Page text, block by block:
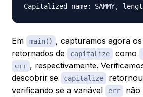
Em main() , capturamos agora
retornados de
capitalize como
err , respectivamente.
descobrir se
capitalize
verificando se a variável
err não